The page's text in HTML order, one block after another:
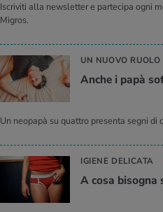
Iscriviti alla newsletter e partecipa ogni
Migros.
UN NUOVO RUOLO
Anche i papà
Un neopapà su quattro presenta segni
IGIENE DELICATA
A cosa